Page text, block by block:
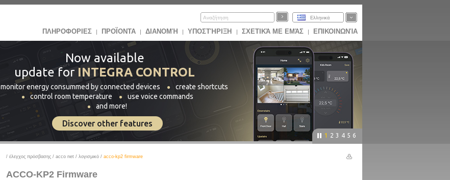
Ελληνικά
ΠΛΗΡΟΦΟΡΙΕΣ | ΠΡΟΪOΝΤΑ | ΔΙΑΝΟΜΉ | ΥΠΟΣΤΉΡΙΞΗ | ΣΧΕΤΙΚΆ ΜΕ ΕΜΆΣ | ΕΠΙΚΟΙΝΩΝΊΑ
Now available
update for INTEGRA CONTROL
monitor energy consummed by connected devices
create shortcuts
control room temperature
use voice commands
and more!
Discover other features
1 2 3 4 5 6
/ έλεγχος πρόσβασης / acco net / λογισμικό / acco-kp2 firmware
ACCO-KP2 Firmware